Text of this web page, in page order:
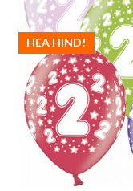
HEA HIND!